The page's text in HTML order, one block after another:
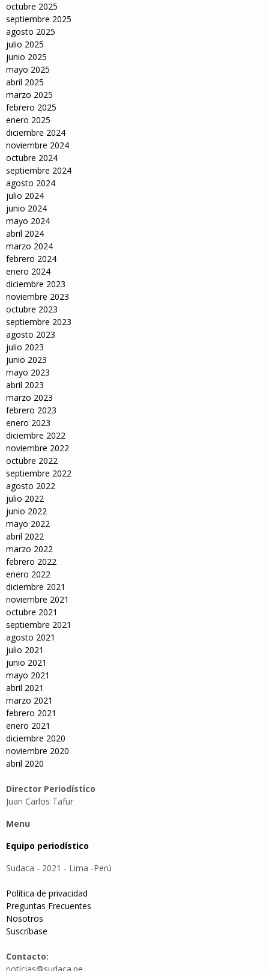
octubre 2025
septiembre 2025
agosto 2025
julio 2025
junio 2025
mayo 2025
abril 2025
marzo 2025
febrero 2025
enero 2025
diciembre 2024
noviembre 2024
octubre 2024
septiembre 2024
agosto 2024
julio 2024
junio 2024
mayo 2024
abril 2024
marzo 2024
febrero 2024
enero 2024
diciembre 2023
noviembre 2023
octubre 2023
septiembre 2023
agosto 2023
julio 2023
junio 2023
mayo 2023
abril 2023
marzo 2023
febrero 2023
enero 2023
diciembre 2022
noviembre 2022
octubre 2022
septiembre 2022
agosto 2022
julio 2022
junio 2022
mayo 2022
abril 2022
marzo 2022
febrero 2022
enero 2022
diciembre 2021
noviembre 2021
octubre 2021
septiembre 2021
agosto 2021
julio 2021
junio 2021
mayo 2021
abril 2021
marzo 2021
febrero 2021
enero 2021
diciembre 2020
noviembre 2020
abril 2020
Director Periodístico
Juan Carlos Tafur
Menu
Equipo periodístico
Sudaca - 2021 - Lima -Perú
Política de privacidad
Preguntas Frecuentes
Nosotros
Suscríbase
Contacto: